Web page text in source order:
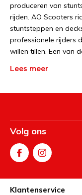
produceren van
rijden. AO Scooters
stuntsteppen en
professionele rijders
willen tillen. Een van
wat je in staat stelt
vanwege hun
supersterke plastic
straat tricks
basis in Californië en
betrokkenheid bij
wereld en de
Lees meer
Volg ons
Klantenservice